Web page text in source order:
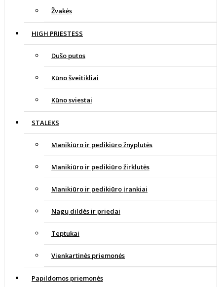
Žvakės
HIGH PRIESTESS
Dušo putos
Kūno šveitikliai
Kūno sviestai
STALEKS
Manikiūro ir pedikiūro žnyplutės
Manikiūro ir pedikiūro žirklutės
Manikiūro ir pedikiūro įrankiai
Nagų dildės ir priedai
Teptukai
Vienkartinės priemonės
Papildomos priemonės